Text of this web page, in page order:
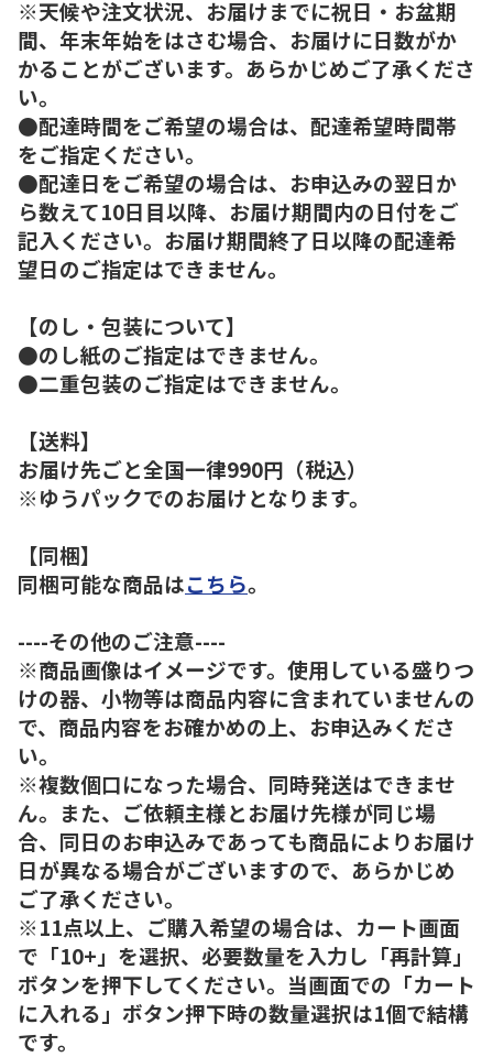
※天候や注文状況、お届けまでに祝日・お盆期
間、年末年始をはさむ場合、お届けに日数がか
かることがございます。あらかじめご了承くださ
い。
●配達時間をご希望の場合は、配達希望時間帯
をご指定ください。
●配達日をご希望の場合は、お申込みの翌日か
ら数えて10日目以降、お届け期間内の日付をご
記入ください。お届け期間終了日以降の配達希
望日のご指定はできません。
【のし・包装について】
●のし紙のご指定はできません。
●二重包装のご指定はできません。
【送料】
お届け先ごと全国一律990円（税込）
※ゆうパックでのお届けとなります。
【同梱】
同梱可能な商品はこちら。
----その他のご注意----
※商品画像はイメージです。使用している盛りつ
けの器、小物等は商品内容に含まれていませんの
で、商品内容をお確かめの上、お申込みくださ
い。
※複数個口になった場合、同時発送はできませ
ん。また、ご依頼主様とお届け先様が同じ場
合、同日のお申込みであっても商品によりお届け
日が異なる場合がございますので、あらかじめ
ご了承ください。
※11点以上、ご購入希望の場合は、カート画面
で「10+」を選択、必要数量を入力し「再計算」
ボタンを押下してください。当画面での「カート
に入れる」ボタン押下時の数量選択は1個で結構
です。